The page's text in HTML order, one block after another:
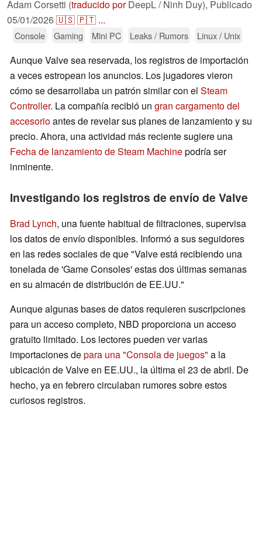
Adam Corsetti (traducido porDeepL / Ninh Duy), Publicado
05/01/2026🇺🇸🇵🇹 ...
Console Gaming Mini PC Leaks / Rumors Linux / Unix
Aunque Valve sea reservada, los registros de importación
a veces estropean los anuncios. Los jugadores vieron
cómo se desarrollaba un patrón similar con el Steam
Controller. La compañía recibió un gran cargamento del
accesorioantes de revelar sus planes de lanzamiento y su
precio. Ahora, una actividad más reciente sugiere una
Fecha de lanzamiento de Steam Machinepodría ser
inminente.
Investigando los registros de envío de Valve
Brad Lynch, una fuente habitual de filtraciones, supervisa
los datos de envío disponibles. Informó a sus seguidores
en las redes sociales de que "Valve está recibiendo una
tonelada de 'Game Consoles' estas dos últimas semanas
en su almacén de distribución de EE.UU."
Aunque algunas bases de datos requieren suscripciones
para un acceso completo, NBD proporciona un acceso
gratuito limitado. Los lectores pueden ver varias
importaciones depara una "Consola de juegos" a la
ubicación de Valve en EE.UU., la última el 23 de abril. De
hecho, ya en febrero circulaban rumores sobre estos
curiosos registros.